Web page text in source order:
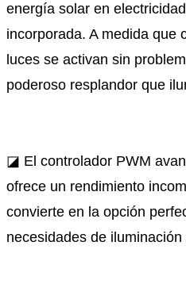
energía solar en
incorporada. A medida que
luces se activan sin
poderoso resplandor que
◪ El controlador PWM
ofrece un rendimiento
convierte en la opción
necesidades de iluminación